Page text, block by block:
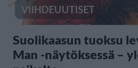
VIIHDEUUTISET
Suolikaasun tuoksu
Man -näytöksessä –